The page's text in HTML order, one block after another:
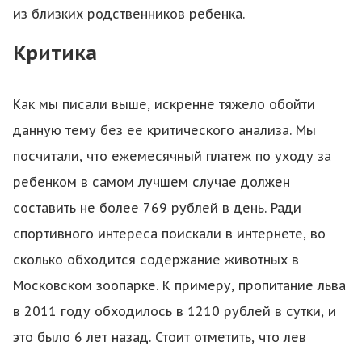
из близких родственников ребенка.
Критика
Как мы писали выше, искренне тяжело обойти
данную тему без ее критического анализа. Мы
посчитали, что ежемесячный платеж по уходу за
ребенком в самом лучшем случае должен
составить не более 769 рублей в день. Ради
спортивного интереса поискали в интернете, во
сколько обходится содержание животных в
Московском зоопарке. К примеру, пропитание льва
в 2011 году обходилось в 1210 рублей в сутки, и
это было 6 лет назад. Стоит отметить, что лев